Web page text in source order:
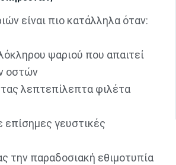
είναι πιο κατάλληλα όταν:
ψαριού που απαιτεί
οστών
λεπτεπίλεπτα φιλέτα
επίσημες γευστικές
την παραδοσιακή εθιμοτυπία